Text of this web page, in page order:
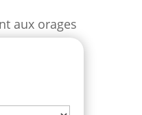
aux orages
pas
du
et samedi.